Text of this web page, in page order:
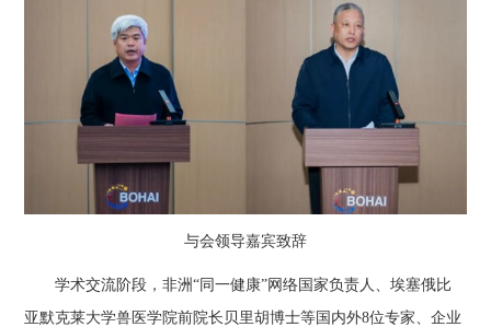
与会领导嘉宾致辞
学术交流阶段，非洲“同一健康”网络国家负责人、埃塞俄比
亚默克莱大学兽医学院前院长贝里胡博士等国内外8位专家、企业